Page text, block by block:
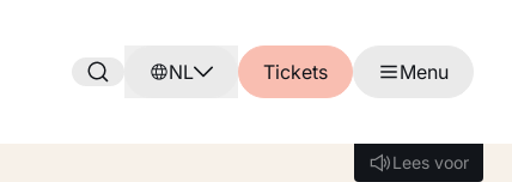
NL Tickets Menu
Lees voor
Lees voor